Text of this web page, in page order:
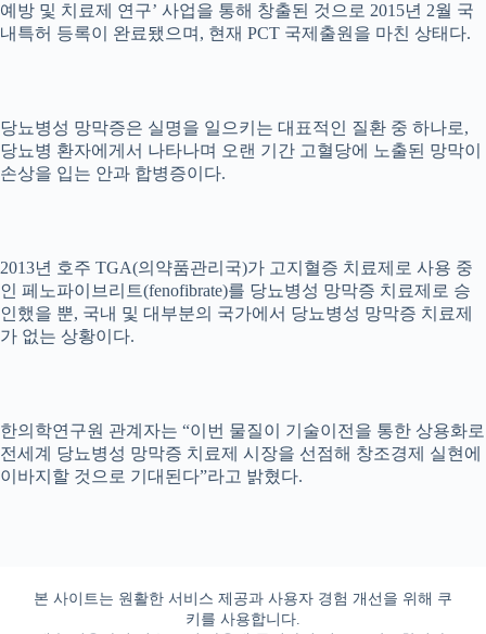
본 사이트는 원활한 서비스 제공과 사용자 경험 개선을 위해 쿠
키를 사용합니다.
예방 및 치료제 연구’ 사업을 통해 창출된 것으로 2015년 2월 국
내특허 등록이 완료됐으며, 현재 PCT 국제출원을 마친 상태다.
당뇨병성 망막증은 실명을 일으키는 대표적인 질환 중 하나로,
당뇨병 환자에게서 나타나며 오랜 기간 고혈당에 노출된 망막이
손상을 입는 안과 합병증이다.
2013년 호주 TGA(의약품관리국)가 고지혈증 치료제로 사용 중
인 페노파이브리트(fenofibrate)를 당뇨병성 망막증 치료제로 승
인했을 뿐, 국내 및 대부분의 국가에서 당뇨병성 망막증 치료제
가 없는 상황이다.
한의학연구원 관계자는 “이번 물질이 기술이전을 통한 상용화로
전세계 당뇨병성 망막증 치료제 시장을 선점해 창조경제 실현에
이바지할 것으로 기대된다”라고 밝혔다.